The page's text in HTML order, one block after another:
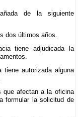
de la siguiente
dos últimos años.
tiene adjudicada la
autorizada alguna
que afectan a la oficina
formular la solicitud de